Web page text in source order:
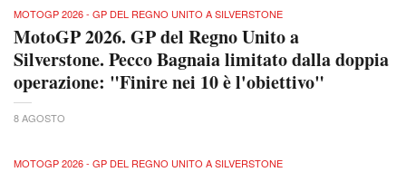
MOTOGP 2026 - GP DEL REGNO UNITO A SILVERSTONE
MotoGP 2026. GP del Regno Unito a
Silverstone. Pecco Bagnaia limitato dalla doppia
operazione: "Finire nei 10 è l'obiettivo"
8 AGOSTO
MOTOGP 2026 - GP DEL REGNO UNITO A SILVERSTONE